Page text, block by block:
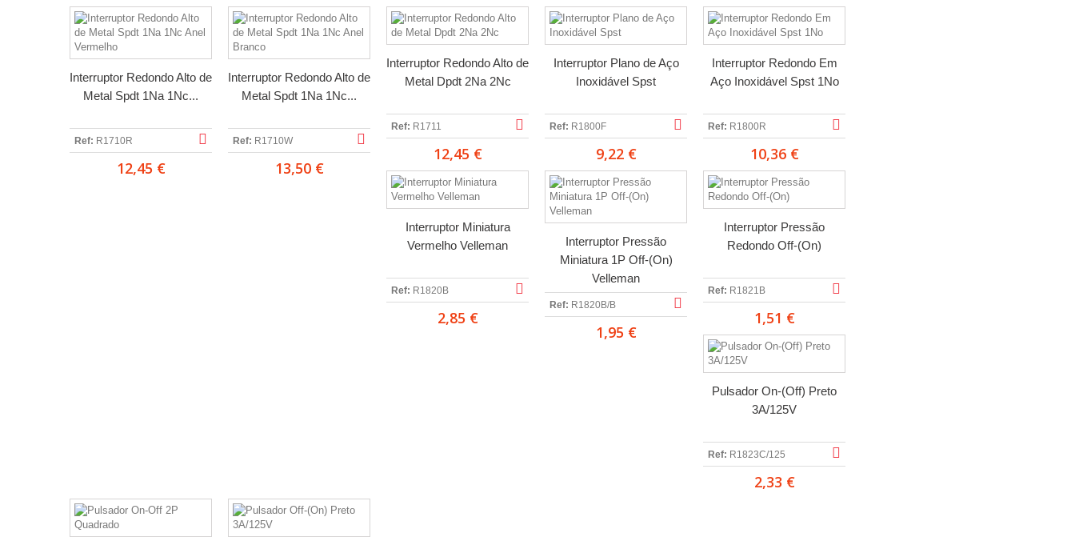
Interruptor Redondo Alto de
Metal Spdt 1Na 1Nc...
Ref: R1710R
12,45 €
Interruptor Redondo Alto de
Metal Spdt 1Na 1Nc...
Ref: R1710W
13,50 €
Interruptor Redondo Alto de
Metal Dpdt 2Na 2Nc
Ref: R1711
12,45 €
Interruptor Plano de Aço
Inoxidável Spst
Ref: R1800F
9,22 €
Interruptor Redondo Em
Aço Inoxidável Spst 1No
Ref: R1800R
10,36 €
Interruptor Miniatura
Vermelho Velleman
Ref: R1820B
2,85 €
Interruptor Pressão
Miniatura 1P Off-(On)
Velleman
Ref: R1820B/B
1,95 €
Interruptor Pressão
Redondo Off-(On)
Ref: R1821B
1,51 €
Pulsador On-(Off) Preto
3A/125V
Ref: R1823C/125
2,33 €